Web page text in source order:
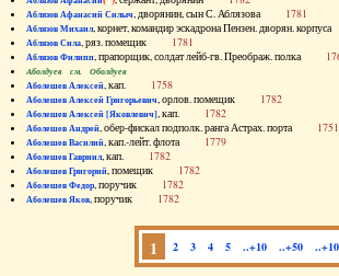
Аблязов Афанасий Силыч, дворянин, сын С. Аблязова 1781
Аблязов Михаил, корнет, командир эскадрона Пензен. дворян.
Аблязов Сила, ряз. помещик 1781
Аблязов Филипп, прапорщик, солдат лейб-гв. Преображ. полка
Аболдуев см. Оболдуев
Аболешев Алексей, кап. 1758
Аболешев Алексей Григорьевич, орлов. помещик 1782
Аболешев Алексей [Яковлевич], кап. 1782
Аболешев Андрей, обер-фискал подполк. ранга Астрах. порта
Аболешев Василий, кап.-лейт. флота 1779
Аболешев Гавриил, кап. 1782
Аболешев Григорий, помещик 1782
Аболешев Федор, поручик 1782
Аболешев Яков, поручик 1782
1 2 3 4 5 ..+10 ..+50